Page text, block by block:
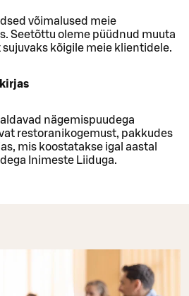
võimalused meie
Seetõttu oleme püüdnud muuta
kõigile meie klientidele.
nägemispuudega
restoranikogemust, pakkudes
mis koostatakse igal aastal
Inimeste Liiduga.